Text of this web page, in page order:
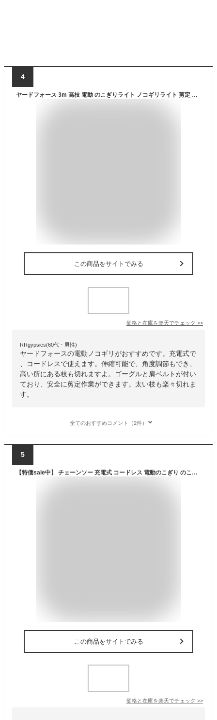
4
ヤードフォース 3m 高枝 電動 のこぎりライト ノコギリライト 剪定 コードレス 24V 軽量 バッテリー 充電式 ノコギリ 生垣 家庭用 安全 ゴーグル付き 肩ベルト付き 伸縮 角度調節 YARDFORCE LSC21P-JP cp
この商品をサイトでみる
価格と在庫を楽天でチェック >>
RRgypsies(60代・男性)
ヤードフォースの電動ノコギリがおすすめです。充電式で
、コードレスで使えます。伸縮可能で、角度調節もでき、
高い所にある枝も切れますよ。ゴーグルと肩ベルトが付い
ており、安全に剪定作業ができます。太い枝も楽々切れま
す。
全てのおすすめコメント（2件）
5
【特価sale中】 チェーンソー 充電式 コードレス 電動のこぎり のこぎり レシプロソー 剪定ばさみ 枝切りはさみ 6インチ 小型電動チェーンソー (マキタ バッテリー対応) 電動 小型 ハンディチェーンソー 安全ロック 軽量 木工切断 農業 園芸 家庭用 枝切り 高枝切り
この商品をサイトでみる
価格と在庫を楽天でチェック >>